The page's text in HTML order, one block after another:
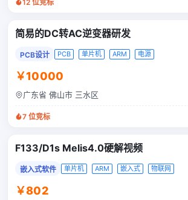
12 位竞标
简易的DC转AC逆变器研发
PCB设计 PCB 单片机 ARM 电源
￥10000
广东省 佛山市 三水区
7 位竞标
F133/D1s Melis4.0硬解视频
嵌入式软件 单片机 ARM 嵌入式 物联网
￥802